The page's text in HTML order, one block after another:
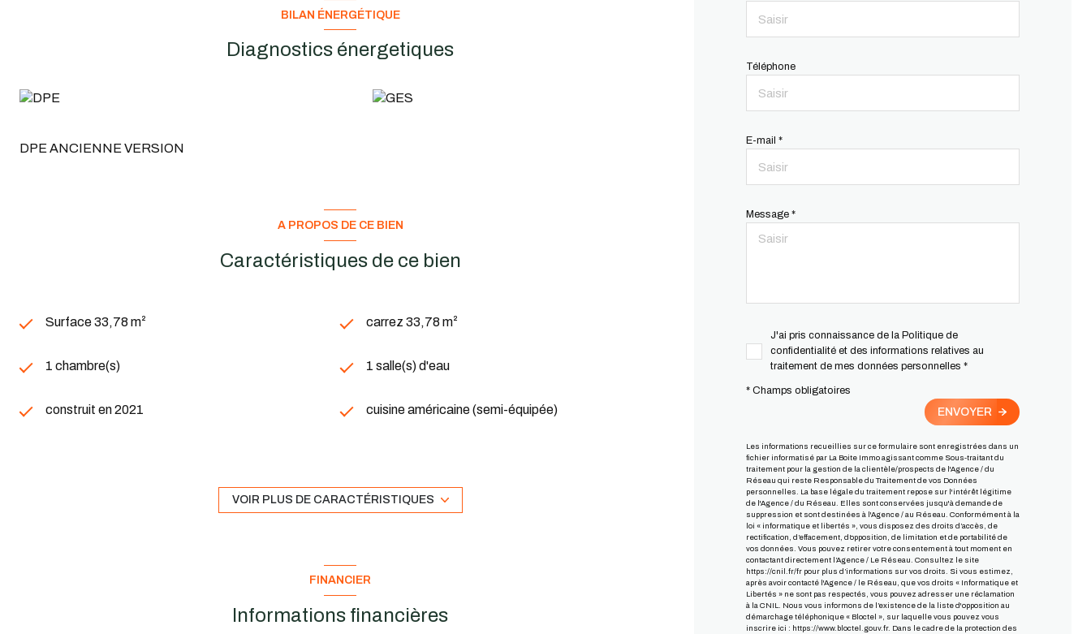
Loyer : 812,06€ charges comprises dont 40€, de provisions sur charges (comprenant l'eau froide et l'entretien des
Dépôt de garantie : 772,06 €, Honoraires d'agence : 443.19 € TTC
visite.
BILAN ÉNERGÉTIQUE
Diagnostics énergetiques
DPE ANCIENNE VERSION
A PROPOS DE CE BIEN
Caractéristiques de ce bien
Surface 33,78 m² carrez 33,78 m²
1 chambre(s) 1 salle(s) d'eau
construit en 2021 cuisine américaine (semi-équipée)
balcon
VOIR PLUS DE CARACTÉRISTIQUES
FINANCIER
Informations financières
Téléphone
E-mail *
Message *
J'ai pris connaissance de la Politique de
confidentialité et des informations relatives au
traitement de mes données personnelles *
* Champs obligatoires
ENVOYER
Les informations recueillies sur ce formulaire sont enregistrées dans un
fichier informatisé par La Boite Immo agissant comme Sous-traitant du
traitement pour la gestion de la clientèle/prospects de l'Agence / du
Réseau qui reste Responsable du Traitement de vos Données
personnelles. La base légale du traitement repose sur l'intérêt légitime
de l'Agence / du Réseau. Elles sont conservées jusqu'à demande de
suppression et sont destinées à l'Agence / au Réseau. Conformément à la
loi « informatique et libertés », vous disposez des droits d’accès, de
rectification, d’effacement, d’opposition, de limitation et de portabilité de
vos données. Vous pouvez retirer votre consentement à tout moment en
contactant directement l’Agence / Le Réseau. Consultez le site
https://cnil.fr/frpour plus d’informations sur vos droits. Si vous estimez,
après avoir contacté l'Agence / le Réseau, que vos droits « Informatique et
Libertés » ne sont pas respectés, vous pouvez adresser une réclamation
à la CNIL. Nous vous informons de l’existence de la liste d'opposition au
démarchage téléphonique « Bloctel », sur laquelle vous pouvez vous
inscrire ici : https://www.bloctel.gouv.fr. Dans le cadre de la protection des